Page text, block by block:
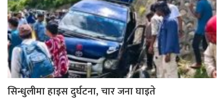
सिन्धुलीमा हाइस दुर्घटना, चार जना घाइते